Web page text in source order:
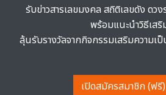
รับข่าวสารเลขมงคล สถิติเลขดัง ดว
พร้อมแนะนำวิธีเสริ
ลุ้นรับรางวัลจากกิจกรรมเสริมความเ
เปิดสมัครสมาชิก (ฟรี